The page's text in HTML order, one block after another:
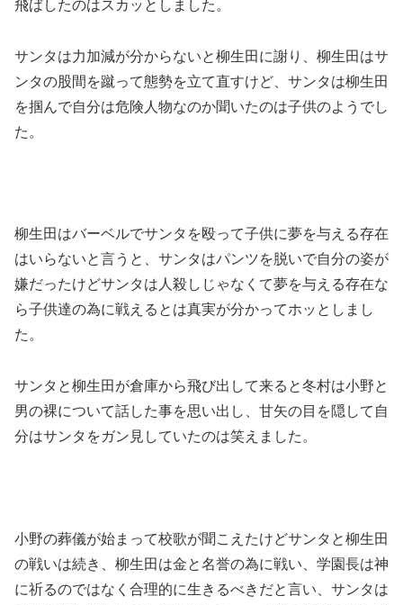
飛ばしたのはスカッとしました。
サンタは力加減が分からないと柳生田に謝り、柳生田はサ
ンタの股間を蹴って態勢を立て直すけど、サンタは柳生田
を掴んで自分は危険人物なのか聞いたのは子供のようでし
た。
柳生田はバーベルでサンタを殴って子供に夢を与える存在
はいらないと言うと、サンタはパンツを脱いで自分の姿が
嫌だったけどサンタは人殺しじゃなくて夢を与える存在な
ら子供達の為に戦えるとは真実が分かってホッとしまし
た。
サンタと柳生田が倉庫から飛び出して来ると冬村は小野と
男の裸について話した事を思い出し、甘矢の目を隠して自
分はサンタをガン見していたのは笑えました。
小野の葬儀が始まって校歌が聞こえたけどサンタと柳生田
の戦いは続き、柳生田は金と名誉の為に戦い、学園長は神
に祈るのではなく合理的に生きるべきだと言い、サンタは